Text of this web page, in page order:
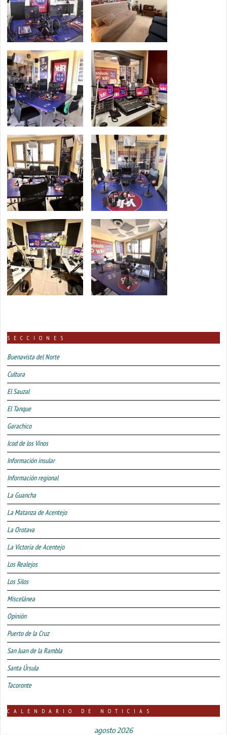
SECCIONES
Buenavista del Norte
Cultura
El Sauzal
El Tanque
Garachico
Icod de los Vinos
Información insular
Información regional
La Guancha
La Matanza de Acentejo
La Orotava
La Victoria de Acentejo
Los Realejos
Los Silos
Miscelánea
Opinión
Puerto de la Cruz
San Juan de la Rambla
Santa Úrsula
Tacoronte
CALENDARIO DE NOTICIAS
agosto 2026